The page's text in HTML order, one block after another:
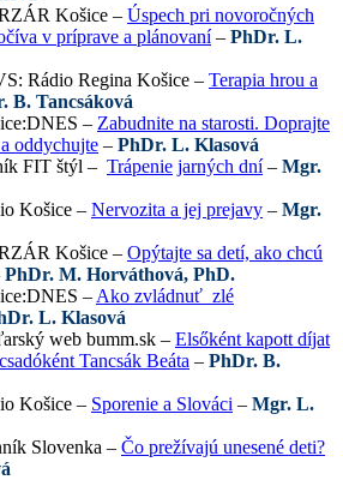
Košice – Úspech pri novoročných
v príprave a plánovaní– PhDr. L.
Rádio Regina Košice – Terapia hrou a
B. Tancsáková
– Zabudnite na starosti. Doprajte
oddychujte – PhDr. L. Klasová
FIT štýl – Trápenie jarných dní– Mgr.
Košice – Nervozita a jej prejavy – Mgr.
Košice – Opýtajte sa detí, ako chcú
PhDr. M. Horváthová, PhD.
– Ako zvládnuť zlé
L. Klasová
web bumm.sk – Elsőként kapott díjat
Tancsák Beáta – PhDr. B.
Košice – Sporenie a Slováci – Mgr. L.
Slovenka – Čo prežívajú unesené deti?